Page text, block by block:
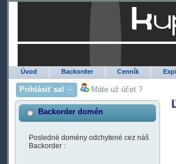
Úvod Backorder Cenník
Prihlásiť sa! Máte už účet ?
Backorder domén
Posledné domény odchytené cez náš
Backorder :